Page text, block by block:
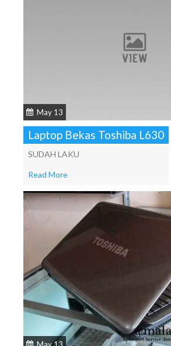
May 13
Laptop Bekas Toshiba L630
SUDAH LAKU
Read More